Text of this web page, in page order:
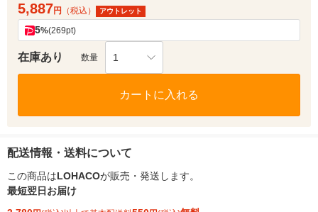
5,887円 （税込） アウトレット
5%(269pt)
在庫あり 数量 1
カートに入れる
配送情報・送料について
この商品はLOHACOが販売・発送します。
最短翌日お届け